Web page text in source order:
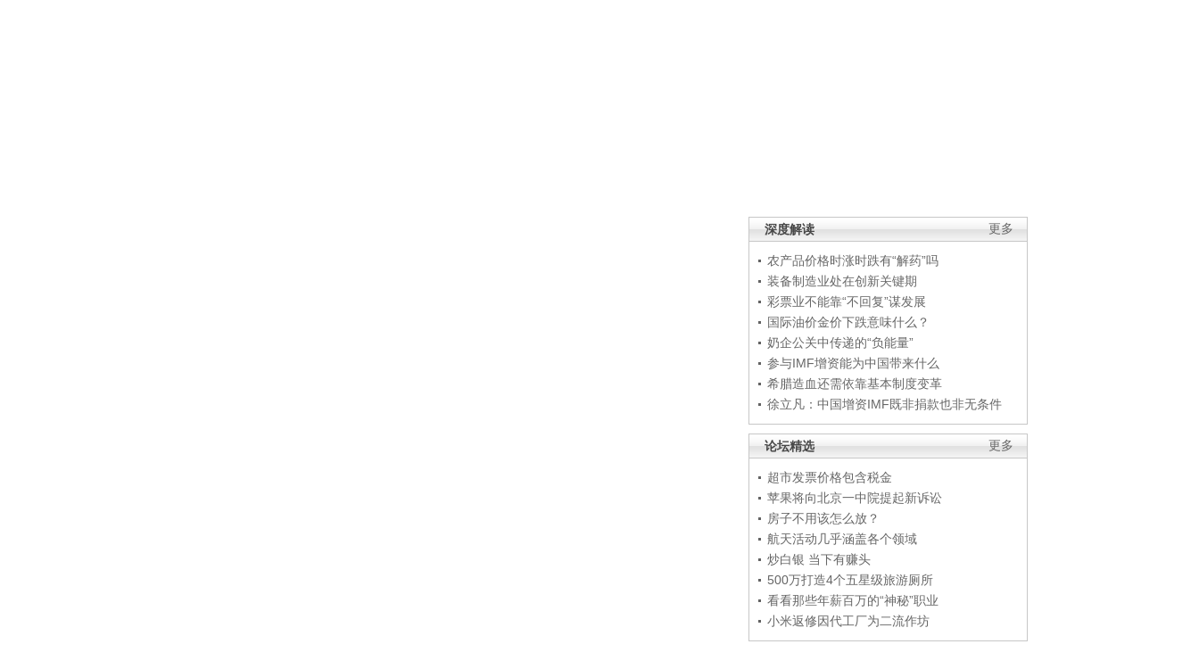
更多
深度解读
农产品价格时涨时跌有“解药”吗
装备制造业处在创新关键期
彩票业不能靠“不回复”谋发展
国际油价金价下跌意味什么？
奶企公关中传递的“负能量”
参与IMF增资能为中国带来什么
希腊造血还需依靠基本制度变革
徐立凡：中国增资IMF既非捐款也非无条件
更多
论坛精选
超市发票价格包含税金
苹果将向北京一中院提起新诉讼
房子不用该怎么放？
航天活动几乎涵盖各个领域
炒白银 当下有赚头
500万打造4个五星级旅游厕所
看看那些年薪百万的“神秘”职业
小米返修因代工厂为二流作坊